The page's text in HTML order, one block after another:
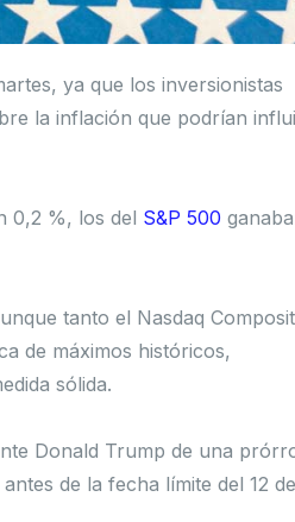
ya que los inversionistas
la inflación que podrían
0,2 %, los del S&P 500
tanto el Nasdaq
de máximos históricos,
sólida.
Donald Trump de una
de la fecha límite del 12 de